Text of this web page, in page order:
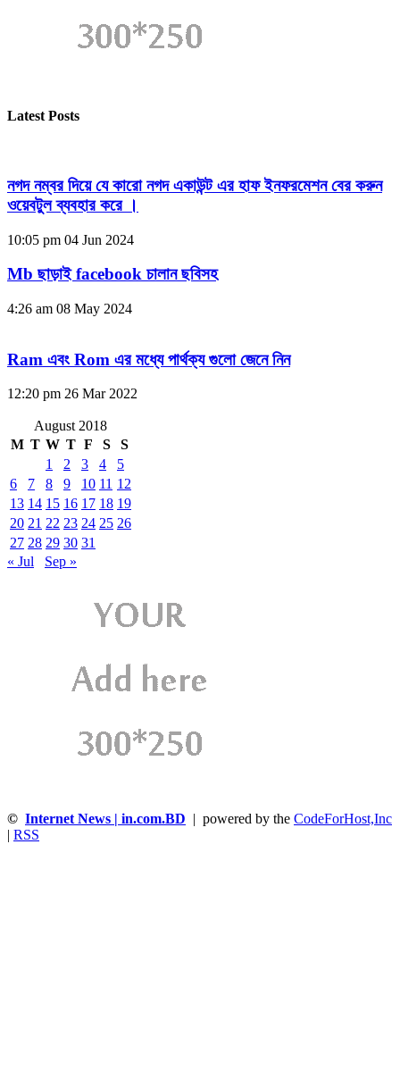
Latest Posts
নগদ নম্বর দিয়ে যে কারো নগদ একাউন্ট এর হাফ ইনফরমেশন বের করুন
ওয়েবটুল ব্যবহার করে ।
10:05 pm 04 Jun 2024
Mb ছাড়াই facebook চালান ছবিসহ
4:26 am 08 May 2024
Ram এবং Rom এর মধ্যে পার্থক্য গুলো জেনে নিন
12:20 pm 26 Mar 2022
August 2018
M T W T F S
S
1
2 3 4
5
6
7 8 9 10 11 12
13 14 15 16 17 18 19
20 21 22 23 24 25 26
27 28 29 30 31
« Jul
Sep »
© Internet News | in.com.BD | powered by the CodeForHost,Inc
RSS